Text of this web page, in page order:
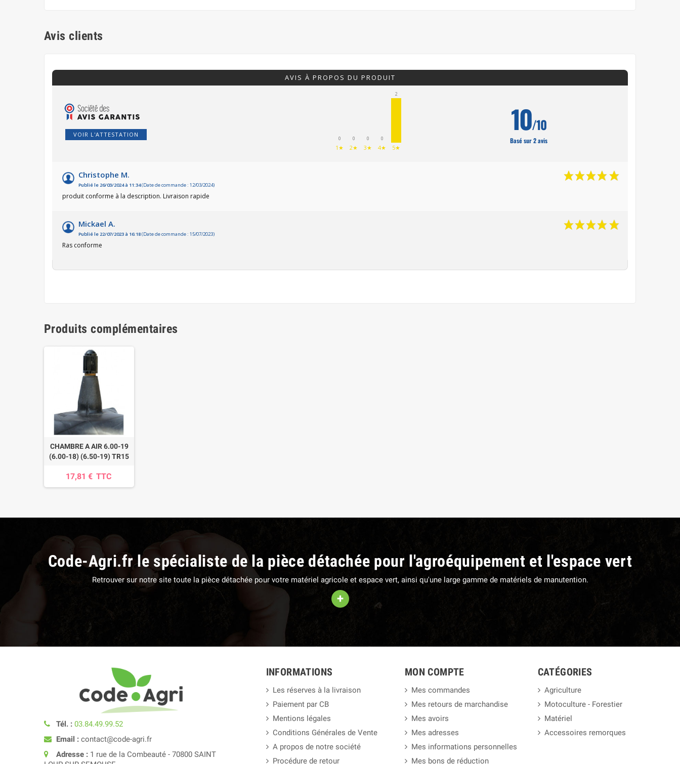
Avis clients
AVIS À PROPOS DU PRODUIT
VOIR L'ATTESTATION
0
1★
0
2★
0
3★
0
4★
2
5★
10/10
Basé sur 2 avis
Christophe M.
Publié le 26/03/2024 à 11:34(Date de commande : 12/03/2024)
produit conforme à la description. Livraison rapide
Mickael A.
Publié le 22/07/2023 à 16:18(Date de commande : 15/07/2023)
Ras conforme
Produits complémentaires
CHAMBRE A AIR 6.00-19
(6.00-18) (6.50-19) TR15
17,81 € TTC
Code-Agri.fr le spécialiste de la pièce détachée pour l'agroéquipement et l'espace vert
Retrouver sur notre site toute la pièce détachée pour votre matériel agricole et espace vert, ainsi qu'une large gamme de matériels de manutention.
+
Tél. : 03.84.49.99.52
Email : contact@code-agri.fr
Adresse : 1 rue de la Combeauté - 70800 SAINT
INFORMATIONS
Les réserves à la livraison
Paiement par CB
Mentions légales
Conditions Générales de Vente
A propos de notre société
Procédure de retour
MON COMPTE
Mes commandes
Mes retours de marchandise
Mes avoirs
Mes adresses
Mes informations personnelles
Mes bons de réduction
CATÉGORIES
Agriculture
Motoculture - Forestier
Matériel
Accessoires remorques